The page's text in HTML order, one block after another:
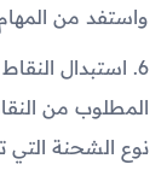
واستفد من
6. استبدال
المطلوب من
نوع الشحنة التي